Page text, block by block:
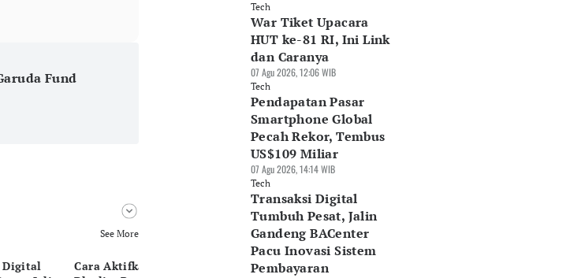
Fund
See More
Digital
Cara Aktifkan
TrendAI Bangun
Tech
War Tiket Upacara
HUT ke-81 RI, Ini Link
dan Caranya
07 Agu 2026, 12:06 WIB
Tech
Pendapatan Pasar
Smartphone Global
Pecah Rekor, Tembus
US$109 Miliar
07 Agu 2026, 14:14 WIB
Tech
Transaksi Digital
Tumbuh Pesat, Jalin
Gandeng BACenter
Pacu Inovasi Sistem
Pembayaran